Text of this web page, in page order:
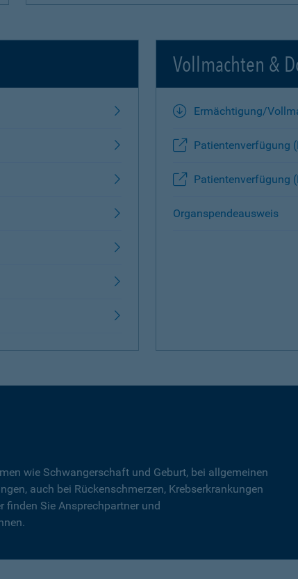
Vollmachten &
Ermächtigung/
Patientenverfügung
Patientenverfügung
Organspendeausweis
wie Schwangerschaft und Geburt, bei allgemeinen
auch bei Rückenschmerzen, Krebserkrankungen
finden Sie Ansprechpartner und